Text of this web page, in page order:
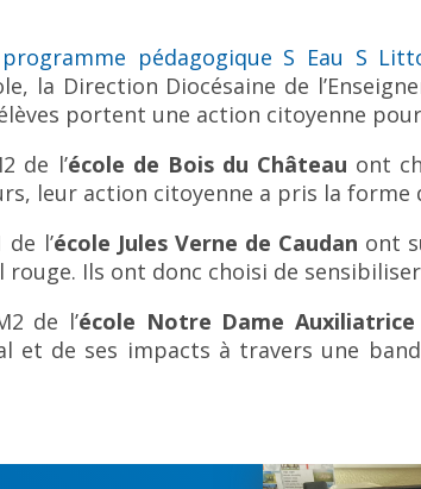
programme pédagogique S Eau S
la Direction Diocésaine de
portent une action citoyenne
de l’école de Bois du Château ont
leur action citoyenne a pris la forme
de l’école Jules Verne de Caudan ont
Ils ont donc choisi de
de l’école Notre Dame
de ses impacts à travers une